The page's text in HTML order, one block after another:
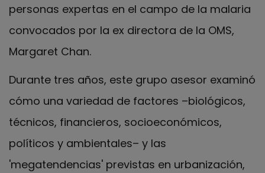
personas expertas en el campo de la malaria
convocados por la ex directora de la OMS,
Margaret Chan.
Durante tres años, este grupo asesor examinó
cómo una variedad de factores –biológicos,
técnicos, financieros, socioeconómicos,
políticos y ambientales– y las
'megatendencias' previstas en urbanización,